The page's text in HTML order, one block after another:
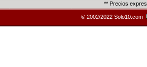
** Precios
© 2002/2022 Solo10.com